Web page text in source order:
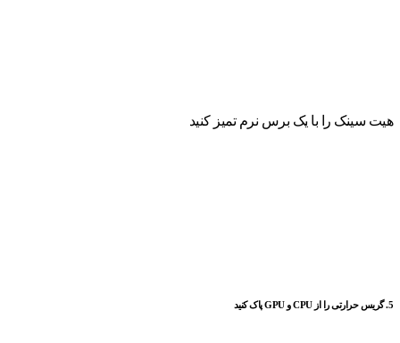
هیت سینک را با یک برس نرم تمیز کنید
5. گریس حرارتی را از CPU و GPU پاک کنید